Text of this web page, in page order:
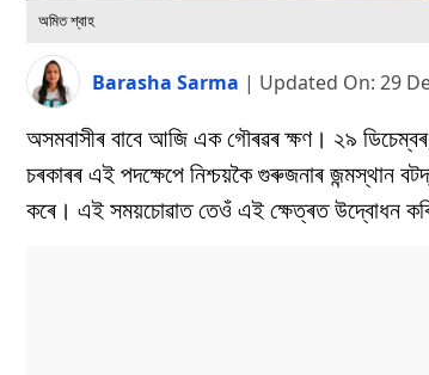
অমিত শ্বাহ
Barasha Sarma | Updated On: 29
অসমবাসীৰ বাবে আজি এক গৌৰৱৰ ক্ষণ। ২৯
চৰকাৰৰ এই পদক্ষেপে নিশ্চয়কৈ গুৰুজনাৰ জন্মস্থান
কৰে। এই সময়চোৱাত তেওঁ এই ক্ষেত্ৰত উদ্বোধন